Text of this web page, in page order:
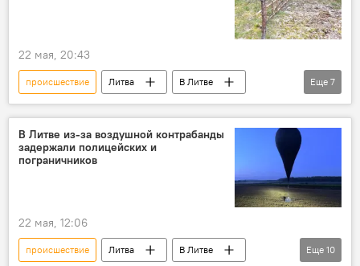
22 мая, 20:43
происшествие Литва
В Литве
контрабанда
Происшествия
Белоруссия
Служба охраны государственной границы (СОГГ)
Еще 7
В Литве из-за воздушной контрабанды
задержали полицейских и
пограничников
22 мая, 12:06
происшествие Литва
В Литве
Еще 10